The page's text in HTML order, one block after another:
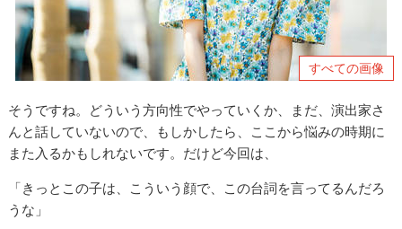
すべての画像
そうですね。どういう方向性でやっていくか、まだ、演出家さ
んと話していないので、もしかしたら、ここから悩みの時期に
また入るかもしれないです。だけど今回は、
「きっとこの子は、こういう顔で、この台詞を言ってるんだろ
うな」